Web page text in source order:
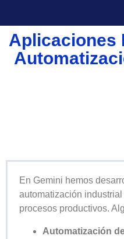
Aplicaciones
En Gemini hemos
automatización
procesos productivos.
Automatización